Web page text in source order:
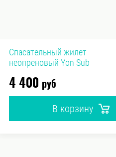
Спасательный жилет
неопреновый Yon Sub
4 400 руб
В корзину